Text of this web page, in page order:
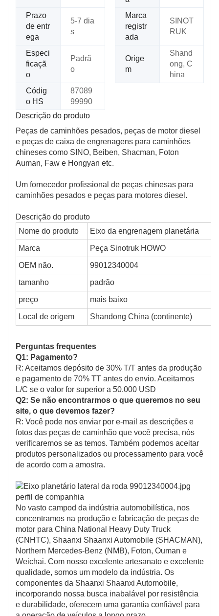
Prazo
de entr
ega
5-7 dia
s
Marca
registr
ada
SINOT
RUK
Especi
ficaçã
o
Padrã
o
Orige
m
Shand
ong, C
hina
Códig
o HS
87089
99990
Descrição do produto
Peças de caminhões pesados, peças de motor diesel
e peças de caixa de engrenagens para caminhões
chineses como SINO, Beiben, Shacman, Foton
Auman, Faw e Hongyan etc.
Um fornecedor profissional de peças chinesas para
caminhões pesados ​​e peças para motores diesel.
Descrição do produto
Nome do produto
Eixo da engrenagem planetária
Marca Peça Sinotruk HOWO
OEM não. 99012340004
tamanho padrão
preço mais baixo
Local de origem Shandong China (continente)
Perguntas frequentes
Q1: Pagamento?
R: Aceitamos depósito de 30% T/T antes da produção
e pagamento de 70% TT antes do envio. Aceitamos
L/C se o valor for superior a 50.000 USD
Q2: Se não encontrarmos o que queremos no seu
site, o que devemos fazer?
R: Você pode nos enviar por e-mail as descrições e
fotos das peças de caminhão que você precisa, nós
verificaremos se as temos. Também podemos aceitar
produtos personalizados ou processamento para você
de acordo com a amostra.
perfil de companhia
No vasto campod da indústria automobilística, nos
concentramos na produção e fabricação de peças de
motor para China National Heavy Duty Truck
(CNHTC), Shaanxi Shaanxi Automobile (SHACMAN),
Northern Mercedes-Benz (NMB), Foton, Ouman e
Weichai. Com nosso excelente artesanato e excelente
qualidade, somos um modelo da indústria. Os
componentes da Shaanxi Shaanxi Automobile,
incorporando nossa busca inabalável por resistência
e durabilidade, oferecem uma garantia confiável para